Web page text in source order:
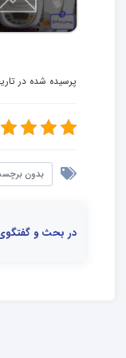
پرسیده شده در
بدون
در بحث و